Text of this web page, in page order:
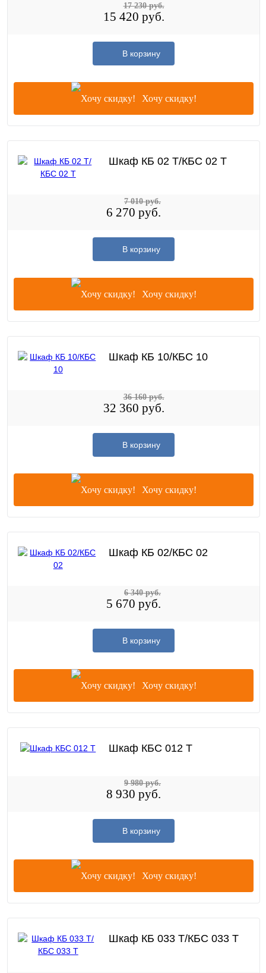
15 420 руб.
17 230 руб.
В корзину
Хочу скидку!
Шкаф КБ 02 Т/КБС 02 Т
6 270 руб.
7 010 руб.
В корзину
Хочу скидку!
Шкаф КБ 10/КБС 10
32 360 руб.
36 160 руб.
В корзину
Хочу скидку!
Шкаф КБ 02/КБС 02
5 670 руб.
6 340 руб.
В корзину
Хочу скидку!
Шкаф КБС 012 T
8 930 руб.
9 980 руб.
В корзину
Хочу скидку!
Шкаф КБ 033 Т/КБС 033 Т